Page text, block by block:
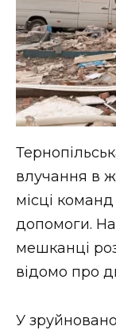
влучання в
місці
допомоги. На
мешканці
відомо про
У